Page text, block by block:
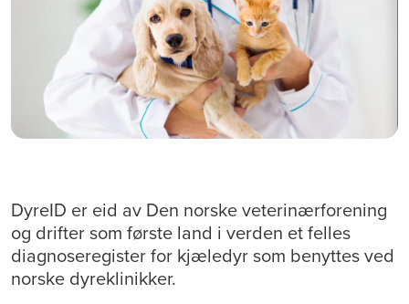
DyreID er eid av Den norske veterinærforening
og drifter som første land i verden et felles
diagnoseregister for kjæledyr som benyttes ved
norske dyreklinikker.